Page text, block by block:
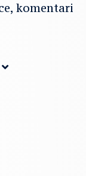
komentari